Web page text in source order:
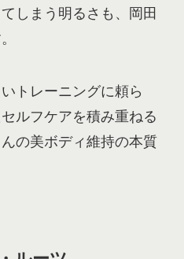
しまう明るさも、岡田
トレーニングに頼ら
ルフケアを積み重ねる
の美ボディ維持の本質